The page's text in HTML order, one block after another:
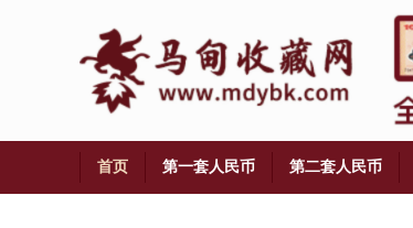
首页 第一套人民币 第二套人民币
铜币